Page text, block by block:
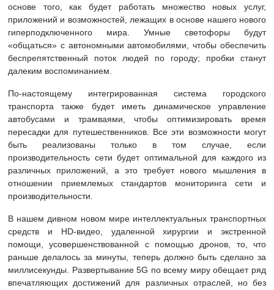
основе того, как будет работать множество новых услуг,
приложений и возможностей, лежащих в основе нашего нового
гиперподключенного мира. Умные светофоры будут
«общаться» с автономными автомобилями, чтобы обеспечить
беспрепятственный поток людей по городу; пробки станут
далеким воспоминанием.
По-настоящему интегрированная система городского
транспорта также будет иметь динамическое управление
автобусами и трамваями, чтобы оптимизировать время
пересадки для путешественников. Все эти возможности могут
быть реализованы только в том случае, если
производительность сети будет оптимальной для каждого из
различных приложений, а это требует нового мышления в
отношении приемлемых стандартов мониторинга сети и
производительности.
В нашем дивном новом мире интеллектуальных транспортных
средств и HD-видео, удаленной хирургии и экстренной
помощи, усовершенствованной с помощью дронов, то, что
раньше делалось за минуты, теперь должно быть сделано за
миллисекунды. Развертывание 5G по всему миру обещает ряд
впечатляющих достижений для различных отраслей, но без